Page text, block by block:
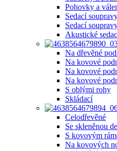
Pohovky a
Sedací
Sedací
Akustické
Na dřevěné
Na kovové
Na kovové
Na kovové
S oblými rohy
Skládací
Celodřevěné
Se skleněnou
S kovovým
Na kovových